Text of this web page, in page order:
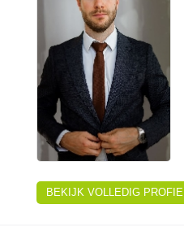
BEKIJK VOLLEDIG PROFIEL